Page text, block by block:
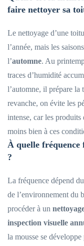
faire nettoyer sa
Le nettoyage d’une
l’année, mais les
l’automne. Au
traces d’humidité
l’automne, il prépare la
revanche, on évite les
intense, car les produits
moins bien à ces
À quelle
?
La fréquence dépend
de l’environnement du
procéder à un
inspection visuelle
la mousse se